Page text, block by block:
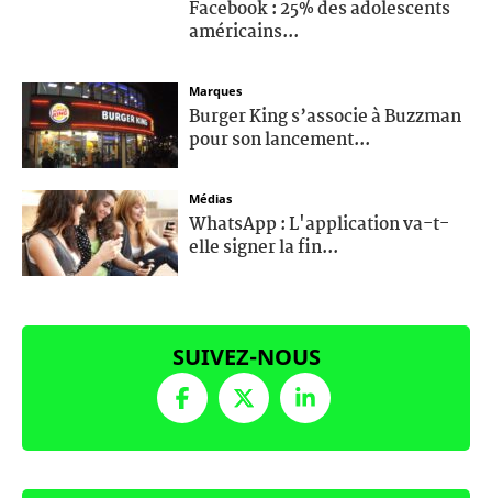
Facebook : 25% des adolescents
américains...
Marques
Burger King s’associe à Buzzman
pour son lancement...
Médias
WhatsApp : L'application va-t-
elle signer la fin...
SUIVEZ-NOUS